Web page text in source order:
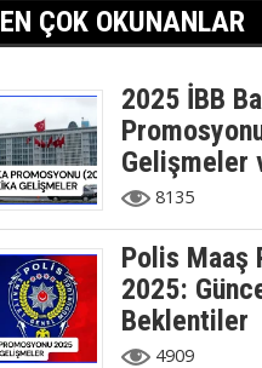
EN ÇOK OKUNANLAR
2025 İBB
Gelişmeler
8135
Polis Maaş
2025:
Beklentiler
4909